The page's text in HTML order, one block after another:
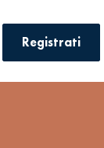
Registrati